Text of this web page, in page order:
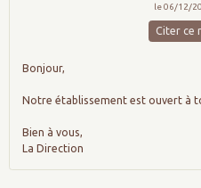
le 06/12/
Citer ce
Bonjour,
Notre établissement est ouvert à
Bien à vous,
La Direction